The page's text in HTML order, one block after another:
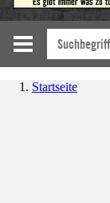
Startseite